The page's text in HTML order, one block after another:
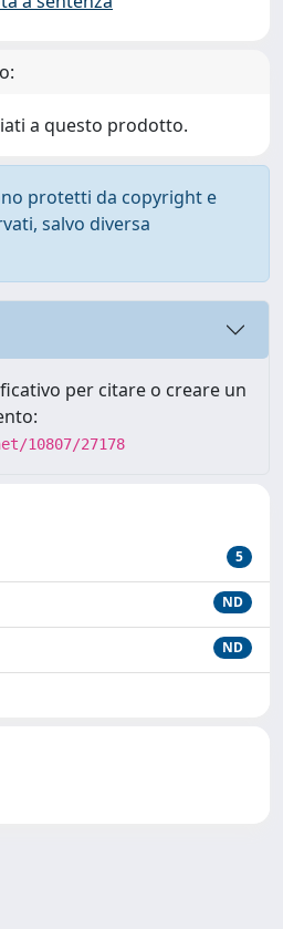
a questo prodotto.
protetti da copyright e
salvo diversa
per citare o creare un
10807/27178
5
ND
ND